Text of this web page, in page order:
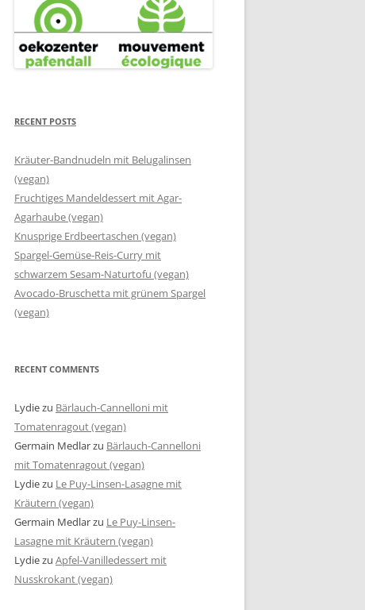
RECENT POSTS
Kräuter-Bandnudeln mit Belugalinsen
(vegan)
Fruchtiges Mandeldessert mit Agar-
Agarhaube (vegan)
Knusprige Erdbeertaschen (vegan)
Spargel-Gemüse-Reis-Curry mit
schwarzem Sesam-Naturtofu (vegan)
Avocado-Bruschetta mit grünem Spargel
(vegan)
RECENT COMMENTS
Lydiezu Bärlauch-Cannelloni mit
Tomatenragout (vegan)
Germain Medlarzu Bärlauch-Cannelloni
mit Tomatenragout (vegan)
Lydiezu Le Puy-Linsen-Lasagne mit
Kräutern (vegan)
Germain Medlarzu Le Puy-Linsen-
Lasagne mit Kräutern (vegan)
Lydiezu Apfel-Vanilledessert mit
Nusskrokant (vegan)